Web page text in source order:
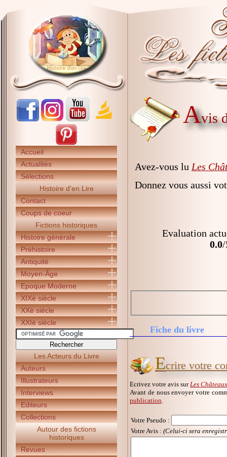
Accueil
Actualités
Sélections
Histoire d'en Lire
Contact
Coups de coeur
Fictions historiques
Histoire générale
Préhistoire
Antiquité
Moyen-Âge
Epoque Moderne
XIXè siècle
XXè siècle
XXIè siècle
Les Acteurs du Livre
Auteurs
Illustrateurs
Interviews
Editeurs
Collections
Autour des fictions
historiques
Revues
Avis
Avez-vous lu Les
Donnez vous aussi
Evaluation
0.0/
Fiche du livre
Ecrire votre
Ecrivez votre avis sur Les
Avant de nous envoyer votre
publication
Votre Pseudo :
Votre Avis : (Celui-ci sera